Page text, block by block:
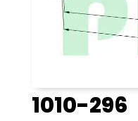
1010-296